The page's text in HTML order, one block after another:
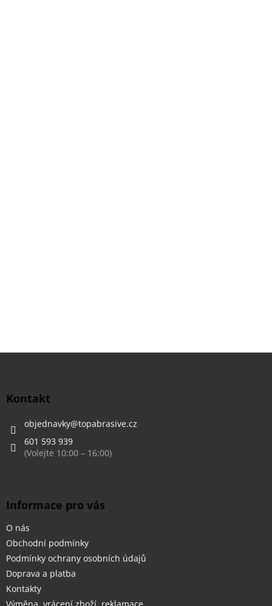
Z
Kontakt
objednavky@topabrasive.cz
601 593 939
Informace pro vás
O nás
Obchodní podmínky
Podmínky ochrany osobních údajů
Doprava a platba
Kontakty